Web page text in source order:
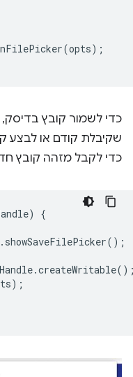
(opts);
כדי לשמור קובץ
שקיבלת קודם או לבצע
כדי לקבל מזהה קובץ
)
{
. showSaveFilePicker();
.createWritable
);